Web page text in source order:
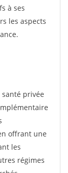
à ses
les aspects
privée
offrant une
les
régimes